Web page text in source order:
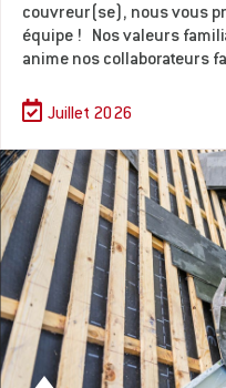
couvreur(se), nous vous
équipe ! Nos valeurs
anime nos collaborateurs
Juillet 2026